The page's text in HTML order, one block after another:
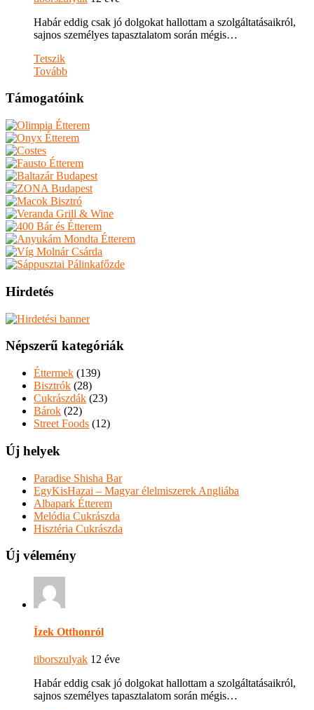
Habár eddig csak jó dolgokat hallottam a szolgáltatásaikról,
sajnos személyes tapasztalatom során mégis…
Tetszik
Tovább
Támogatóink
Hirdetés
Népszerű kategóriák
Éttermek (139)
Bisztrók (28)
Cukrászdák (23)
Bárok (22)
Street Foods (12)
Új helyek
Paradise Shisha Bar
EgyKisHazai – Magyar élelmiszerek Angliába
Albapark Étterem
Melódia Cukrászda
Hisztéria Cukrászda
Új vélemény
Ízek Otthonról
tiborszulyak 12 éve
Habár eddig csak jó dolgokat hallottam a szolgáltatásaikról,
sajnos személyes tapasztalatom során mégis…